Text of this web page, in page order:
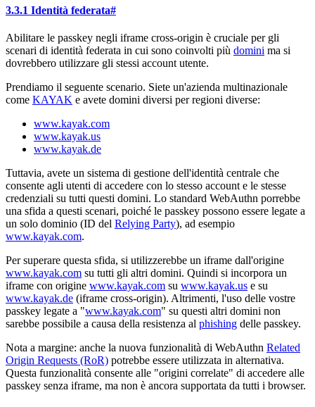
3.3.1 Identità federata#
Abilitare le passkey negli iframe cross-origin è cruciale per gli
scenari di identità federata in cui sono coinvolti più domini ma si
dovrebbero utilizzare gli stessi account utente.
Prendiamo il seguente scenario. Siete un'azienda multinazionale
come KAYAK e avete domini diversi per regioni diverse:
www.kayak.com
www.kayak.us
www.kayak.de
Tuttavia, avete un sistema di gestione dell'identità centrale che
consente agli utenti di accedere con lo stesso account e le stesse
credenziali su tutti questi domini. Lo standard WebAuthn porrebbe
una sfida a questi scenari, poiché le passkey possono essere legate a
un solo dominio (ID del Relying Party), ad esempio
www.kayak.com.
Per superare questa sfida, si utilizzerebbe un iframe dall'origine
www.kayak.com su tutti gli altri domini. Quindi si incorpora un
iframe con origine www.kayak.com su www.kayak.us e su
www.kayak.de (iframe cross-origin). Altrimenti, l'uso delle vostre
passkey legate a "www.kayak.com" su questi altri domini non
sarebbe possibile a causa della resistenza al phishing delle passkey.
Nota a margine: anche la nuova funzionalità di WebAuthn Related
Origin Requests (RoR) potrebbe essere utilizzata in alternativa.
Questa funzionalità consente alle "origini correlate" di accedere alle
passkey senza iframe, ma non è ancora supportata da tutti i browser.